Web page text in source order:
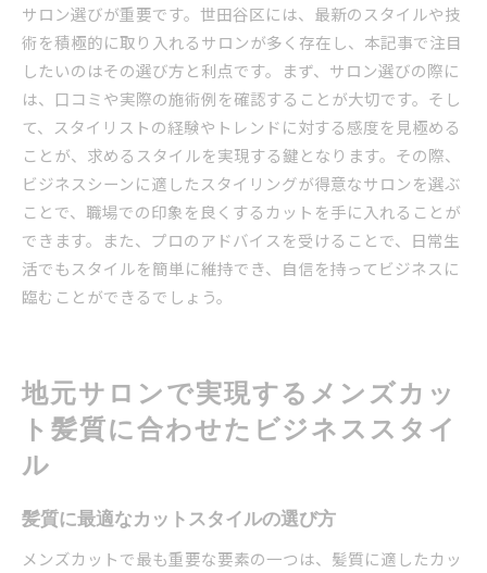
サロン選びが重要です。世田谷区には、最新のスタイルや技
術を積極的に取り入れるサロンが多く存在し、本記事で注目
したいのはその選び方と利点です。まず、サロン選びの際に
は、口コミや実際の施術例を確認することが大切です。そし
て、スタイリストの経験やトレンドに対する感度を見極める
ことが、求めるスタイルを実現する鍵となります。その際、
ビジネスシーンに適したスタイリングが得意なサロンを選ぶ
ことで、職場での印象を良くするカットを手に入れることが
できます。また、プロのアドバイスを受けることで、日常生
活でもスタイルを簡単に維持でき、自信を持ってビジネスに
臨むことができるでしょう。
地元サロンで実現するメンズカッ
ト髪質に合わせたビジネススタイ
ル
髪質に最適なカットスタイルの選び方
メンズカットで最も重要な要素の一つは、髪質に適したカッ